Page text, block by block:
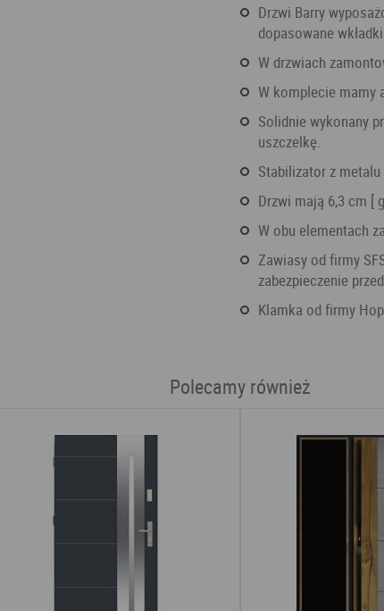
Drzwi Barry wyposażone zostały w podwójne, niezależne zamki oraz dobrze
dopasowane
W drzwiach
W komplecie
Solidnie wykonany próg w drzwiach to aluminiowy produkt, wzbogacony o dodatkową
uszczelkę.
Stabilizator z
Drzwi mają 6,3 cm
W obu
Zawiasy od firmy SFS (Szwajcaria) regulowane w 3 płaszczyznach, posiadajace
zabezpieczenie
Klamka od firmy
Polecamy również